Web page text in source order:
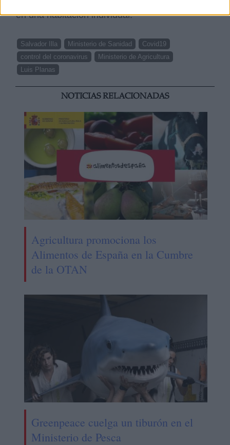
en una habitación individual.
Salvador Illa Ministerio de Sanidad
Covid19
control del coronavirus
Ministerio de Agricultura
Luis Planas
NOTICIAS RELACIONADAS
Agricultura promociona los
Alimentos de España en la Cumbre
de la OTAN
Greenpeace cuelga un tiburón en el
Ministerio de Pesca